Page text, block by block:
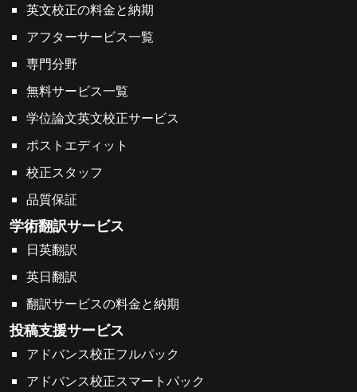
英文校正の料金と納期
アフターサービス一覧
専門分野
無料サービス一覧
学位論文英文校正サービス
ポストエディット
校正スタッフ
品質保証
学術翻訳サービス
日英翻訳
英日翻訳
翻訳サービスの料金と納期
投稿支援サービス
アドバンス校正フルパック
アドバンス校正スマートパック